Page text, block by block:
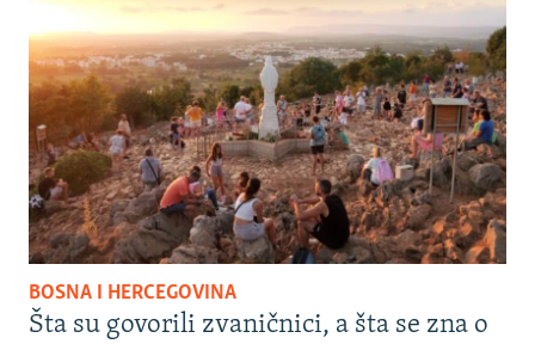
BOSNA I HERCEGOVINA
Šta su govorili zvaničnici, a šta se zna o